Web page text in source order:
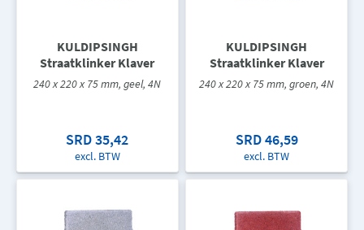
KULDIPSINGH
Straatklinker Klaver
240 x 220 x 75 mm, geel, 4N
SRD 35,42
excl. BTW
KULDIPSINGH
Straatklinker Klaver
240 x 220 x 75 mm, groen, 4N
SRD 46,59
excl. BTW